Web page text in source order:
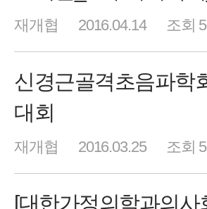
재개협 2016.04.14 조회
신경근골격초음파학
대회
재개협 2016.03.25 조회
[대한가정의학과의사